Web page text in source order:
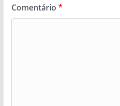
Comentário *